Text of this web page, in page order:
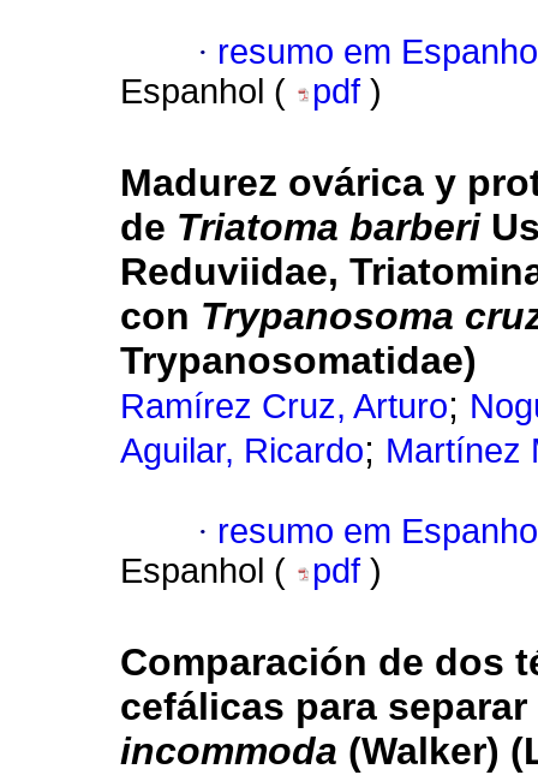
· resumo em
Espanhol (
pdf )
Madurez ovárica y
de Triatoma barberi
Reduviidae,
con Trypanosoma
Trypanosomatidae)
Ramírez Cruz, Arturo;
Aguilar, Ricardo; Martínez
· resumo em
Espanhol (
pdf )
Comparación de dos
cefálicas para
incommoda (Walker)